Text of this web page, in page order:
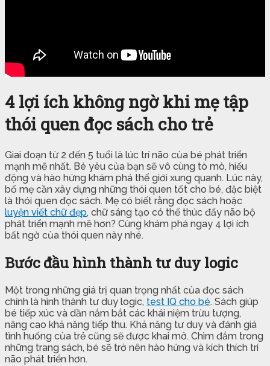
4 lợi ích không ngờ khi mẹ tập
thói quen đọc sách cho trẻ
Giai đoạn từ 2 đến 5 tuổi là lúc trí não của bé phát triển
mạnh mẽ nhất. Bé yêu của bạn sẽ vô cùng tò mò, hiếu
động và hào hứng khám phá thế giới xung quanh. Lúc này,
bố mẹ cần xây dựng những thói quen tốt cho bé, đặc biệt
là thói quen đọc sách. Mẹ có biết rằng đọc sách hoặc
luyện viết chữ đẹp, chữ sáng tạo có thể thúc đẩy não bộ
phát triển mạnh mẽ hơn? Cùng khám phá ngay 4 lợi ích
bất ngờ của thói quen này nhé.
Bước đầu hình thành tư duy logic
Một trong những giá trị quan trọng nhất của đọc sách
chính là hình thành tư duy logic, test IQ cho bé. Sách giúp
bé tiếp xúc và dần nắm bắt các khái niệm trừu tượng,
nâng cao khả năng tiếp thu. Khả năng tư duy và đánh giá
tình huống của trẻ cũng sẽ được khai mở. Chìm đắm trong
những trang sách, bé sẽ trở nên hào hứng và kích thích trí
não phát triển hơn.